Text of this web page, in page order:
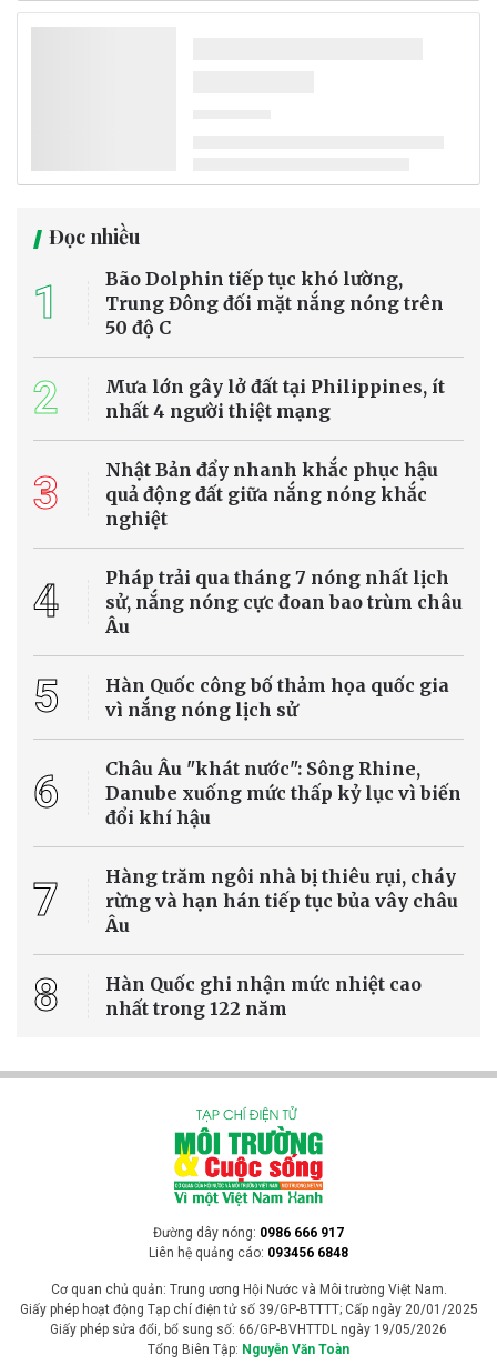
nông thôn, phong trào “Chủ nhật xanh” đang được triển khai rộng
quan, hoạt động còn từng bước hình thành ý thức giữ gìn môi
trường, phân loại rác và xây dựng nếp sống văn minh trong cộng
đồng.
KCN Lê Minh Xuân: 87 cơ sở vi phạm môi
Cục Môi trường phát hiện 87/100 cơ sở được kiểm tra tại KCN và
Khu TTCN Lê Minh Xuân vi phạm các quy định về bảo vệ môi
trường, với tổng số tiền xử phạt gần 16 tỷ đồng. Hồ sơ 5 vụ việc có
dấu hiệu vi phạm nghiêm trọng đã được chuyển Công an TP HCM
để điều tra, xử lý.
Pháp luật môi trường
WFP: El Niño có thể đẩy thêm 49 triệu người
vào cảnh đói